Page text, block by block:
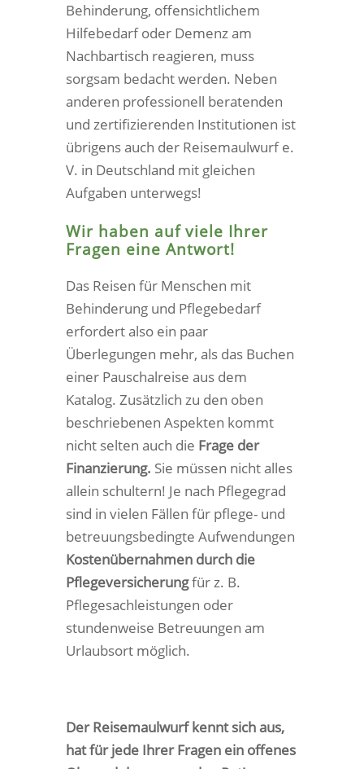
Behinderung, offensichtlichem
Hilfebedarf oder Demenz am
Nachbartisch reagieren, muss
sorgsam bedacht werden. Neben
anderen professionell beratenden
und zertifizierenden Institutionen ist
übrigens auch der Reisemaulwurf e.
V. in Deutschland mit gleichen
Aufgaben unterwegs!
Wir haben auf viele Ihrer
Fragen eine Antwort!
Das Reisen für Menschen mit
Behinderung und Pflegebedarf
erfordert also ein paar
Überlegungen mehr, als das Buchen
einer Pauschalreise aus dem
Katalog. Zusätzlich zu den oben
beschriebenen Aspekten kommt
nicht selten auch die Frage der
Finanzierung. Sie müssen nicht alles
allein schultern! Je nach Pflegegrad
sind in vielen Fällen für pflege- und
betreuungsbedingte Aufwendungen
Kostenübernahmen durch die
Pflegeversicherungfür z. B.
Pflegesachleistungen oder
stundenweise Betreuungen am
Urlaubsort möglich.
Der Reisemaulwurf kennt sich aus,
hat für jede Ihrer Fragen ein offenes